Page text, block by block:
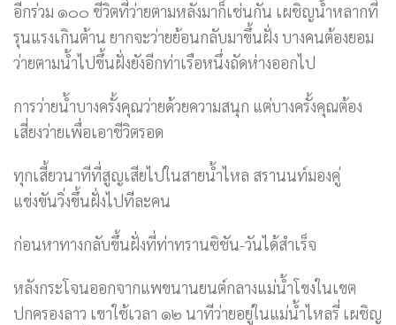
อีกร่วม ๑๐๐ ชีวิตที่ว่ายตามหลังมาก็เช่นกัน เผชิญน้ำหลากที่
รุนแรงเกินต้าน ยากจะว่ายย้อนกลับมาขึ้นฝั่ง บางคนต้องยอม
ว่ายตามน้ำไปขึ้นฝั่งยังอีกท่าเรือหนึ่งถัดห่างออกไป
การว่ายน้ำบางครั้งคุณว่ายด้วยความสนุก แต่บางครั้งคุณต้อง
เสี่ยงว่ายเพื่อเอาชีวิตรอด
ทุกเสี้ยวนาทีที่สูญเสียไปในสายน้ำไหล สรานนท์มองคู่
แข่งขันวิ่งขึ้นฝั่งไปทีละคน
ก่อนหาทางกลับขึ้นฝั่งที่ท่าทรานซิชัน-วันได้สำเร็จ
หลังกระโจนออกจากแพขนานยนต์กลางแม่น้ำโขงในเขต
ปกครองลาว เขาใช้เวลา ๑๒ นาทีว่ายอยู่ในแม่น้ำไหลรี่ เผชิญ